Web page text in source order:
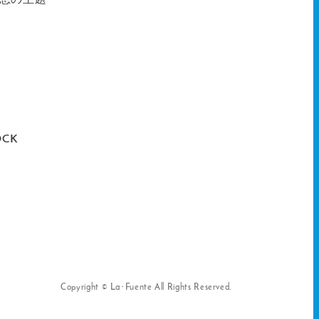
Copyright © La･Fuente All Rights Reserved.